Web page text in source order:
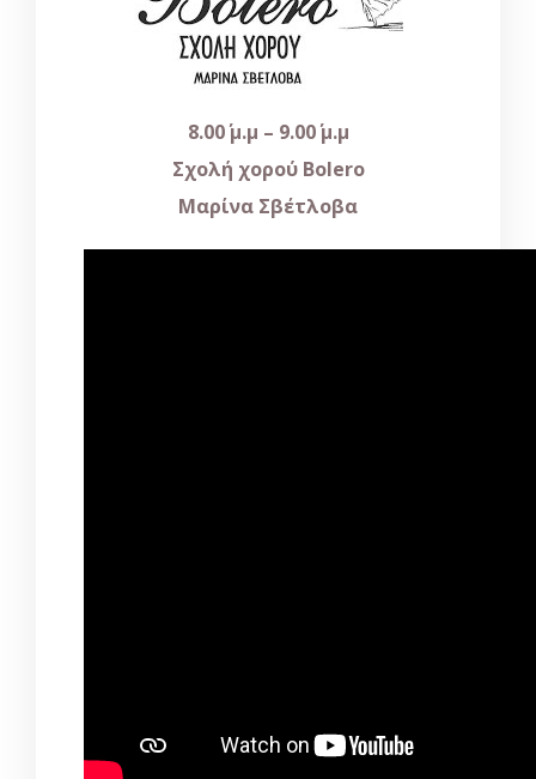
8.00΄ μ.μ – 9.00΄ μ.μ
Σχολή χορού Bolero
Μαρίνα Σβέτλοβα